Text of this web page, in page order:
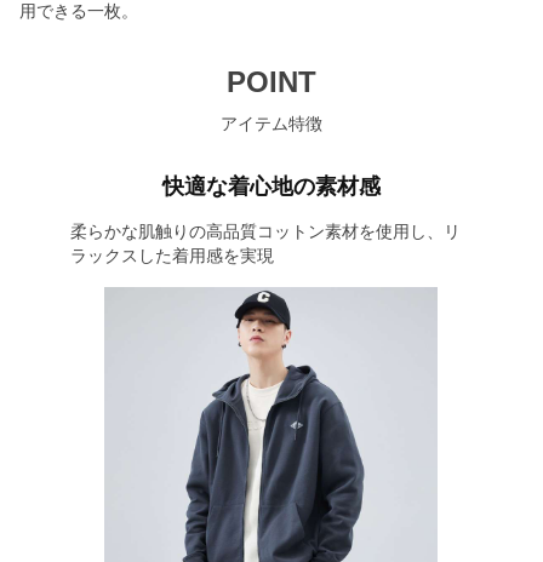
用できる一枚。
POINT
アイテム特徴
快適な着心地の素材感
柔らかな肌触りの高品質コットン素材を使用し、リ
ラックスした着用感を実現